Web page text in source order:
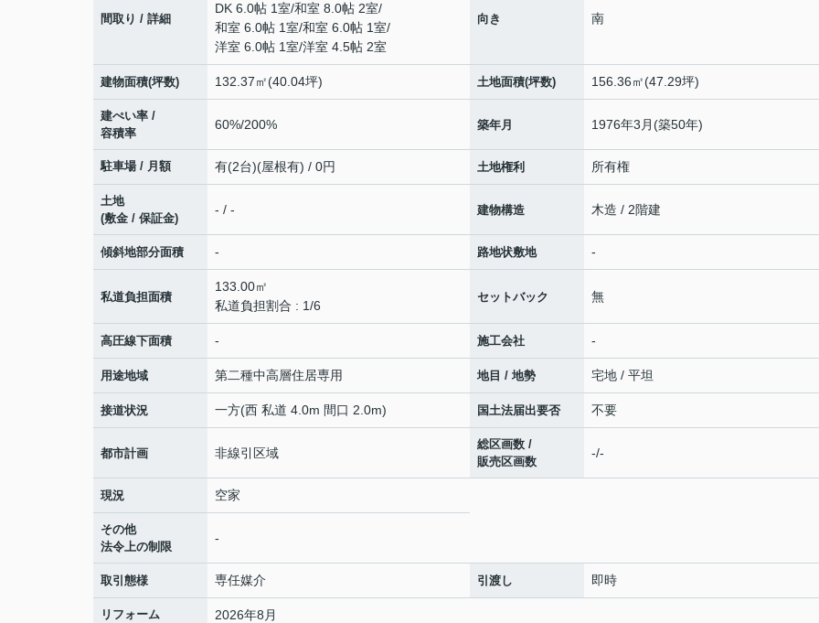
間取り / 詳細
DK 6.0帖 1室/和室 8.0帖 2室/
和室 6.0帖 1室/和室 6.0帖 1室/
洋室 6.0帖 1室/洋室 4.5帖 2室
向き 南
建物面積(坪数) 132.37㎡(40.04坪) 土地面積(坪数) 156.36㎡(47.29坪)
建ぺい率 /
容積率
60%/200% 築年月 1976年3月(築50年)
駐車場 / 月額 有(2台)(屋根有) / 0円 土地権利 所有権
土地
(敷金 / 保証金)
- / - 建物構造 木造 / 2階建
傾斜地部分面積 - 路地状敷地 -
私道負担面積
133.00㎡
私道負担割合 : 1/6
セットバック 無
高圧線下面積 - 施工会社 -
用途地域 第二種中高層住居専用 地目 / 地勢 宅地 / 平坦
接道状況 一方(西 私道 4.0m 間口 2.0m) 国土法届出要否 不要
都市計画 非線引区域
総区画数 /
販売区画数
-/-
現況 空家
その他
法令上の制限
-
取引態様 専任媒介 引渡し 即時
リフォーム
2026年8月